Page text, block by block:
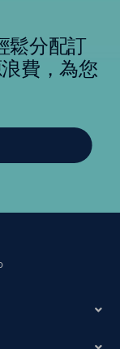
鬆分配訂
費，為您